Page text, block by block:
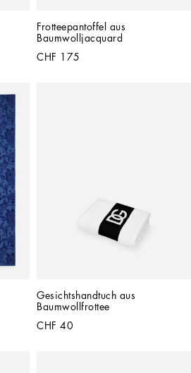
Frotteepantoffel aus
Baumwolljacquard
CHF 175
Gesichtshandtuch aus
Baumwollfrottee
CHF 40